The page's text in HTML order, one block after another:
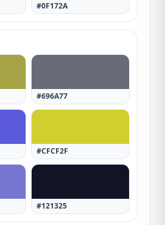
#0F172A
#696A77
#CFCF2F
#121325